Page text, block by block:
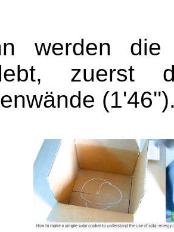
werden
zuerst